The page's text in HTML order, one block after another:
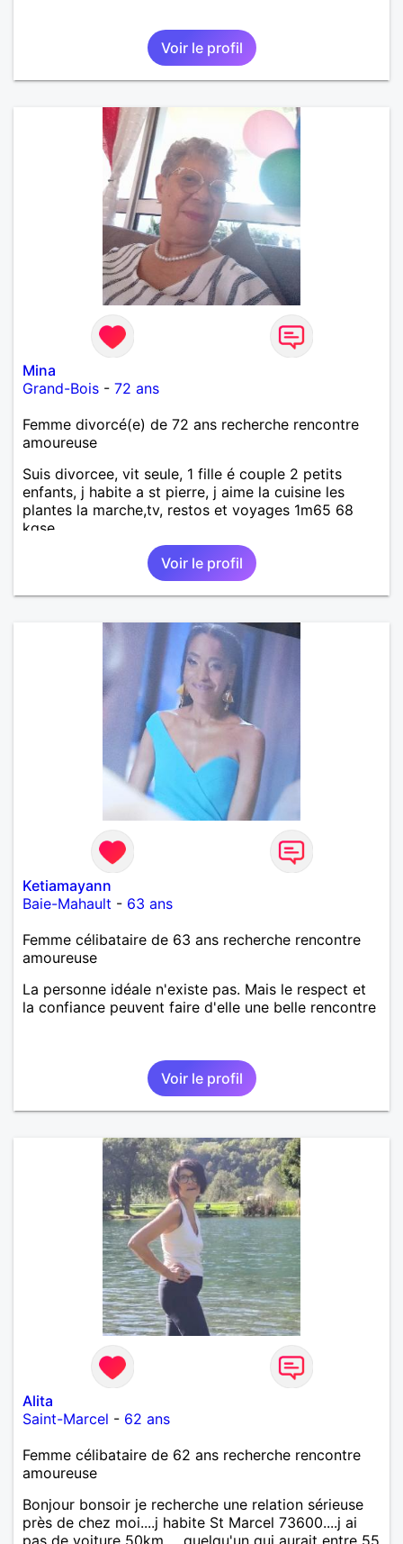
Voir le profil
Mina
Grand-Bois - 72 ans
Femme divorcé(e) de 72 ans recherche rencontre
amoureuse
Suis divorcee, vit seule, 1 fille é couple 2 petits
enfants, j habite a st pierre, j aime la cuisine les
plantes la marche,tv, restos et voyages 1m65 68
kgse
Voir le profil
Ketiamayann
Baie-Mahault - 63 ans
Femme célibataire de 63 ans recherche rencontre
amoureuse
La personne idéale n'existe pas. Mais le respect et
la confiance peuvent faire d'elle une belle rencontre
Voir le profil
Alita
Saint-Marcel - 62 ans
Femme célibataire de 62 ans recherche rencontre
amoureuse
Bonjour bonsoir je recherche une relation sérieuse
près de chez moi....j habite St Marcel 73600....j ai
pas de voiture 50km ... quelqu'un qui aurait entre 55